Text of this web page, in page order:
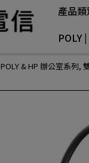
產品類
POLY
POLY & HP 辦公室系列,